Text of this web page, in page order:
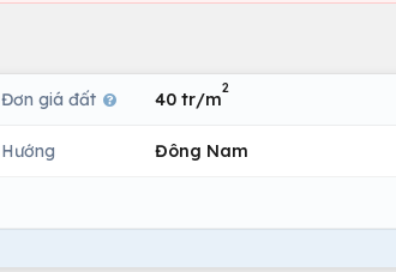
Đơn giá đất 40 tr/m
2
Hướng Đông Nam